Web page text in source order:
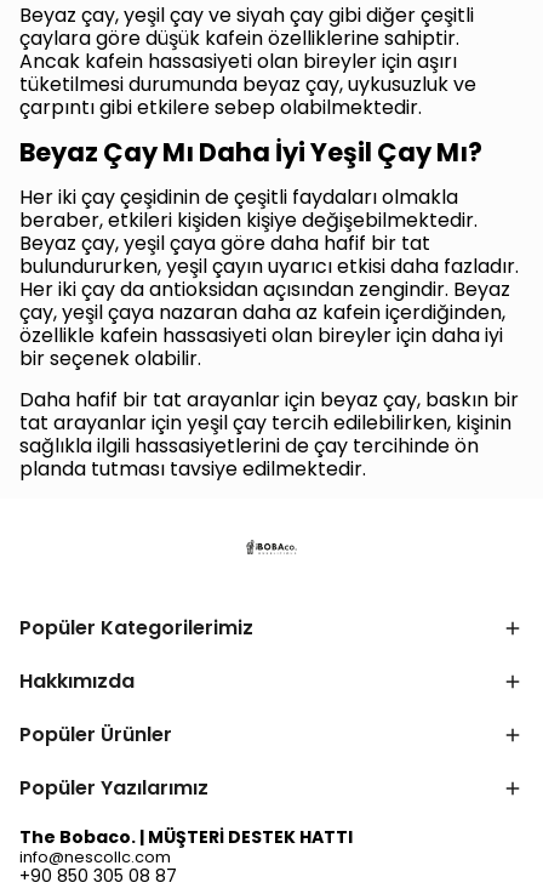
Beyaz çay, yeşil çay ve siyah çay gibi diğer çeşitli
çaylara göre düşük kafein özelliklerine sahiptir.
Ancak kafein hassasiyeti olan bireyler için aşırı
tüketilmesi durumunda beyaz çay, uykusuzluk ve
çarpıntı gibi etkilere sebep olabilmektedir.
Beyaz Çay Mı Daha İyi Yeşil Çay Mı?
Her iki çay çeşidinin de çeşitli faydaları olmakla
beraber, etkileri kişiden kişiye değişebilmektedir.
Beyaz çay, yeşil çaya göre daha hafif bir tat
bulundururken, yeşil çayın uyarıcı etkisi daha fazladır.
Her iki çay da antioksidan açısından zengindir. Beyaz
çay, yeşil çaya nazaran daha az kafein içerdiğinden,
özellikle kafein hassasiyeti olan bireyler için daha iyi
bir seçenek olabilir.
Daha hafif bir tat arayanlar için beyaz çay, baskın bir
tat arayanlar için yeşil çay tercih edilebilirken, kişinin
sağlıkla ilgili hassasiyetlerini de çay tercihinde ön
planda tutması tavsiye edilmektedir.
Popüler Kategorilerimiz
Hakkımızda
Popüler Ürünler
Popüler Yazılarımız
The Bobaco. | MÜŞTERİ DESTEK HATTI
info@nescollc.com
+90 850 305 08 87